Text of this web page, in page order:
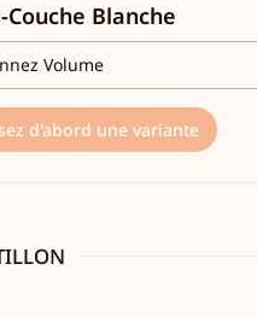
Couche Blanche
d'abord une variante